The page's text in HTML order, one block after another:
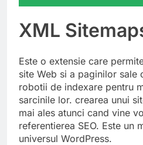
XML
Este o extensie care
site Web si a paginilor sale
robotii de indexare pentru
sarcinile lor. crearea unui
mai ales atunci cand vine
referentierea SEO. Este un
universul WordPress.